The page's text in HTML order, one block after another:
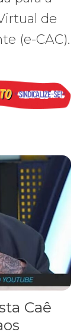
de
(e-CAC).
repúdio aos
Caê